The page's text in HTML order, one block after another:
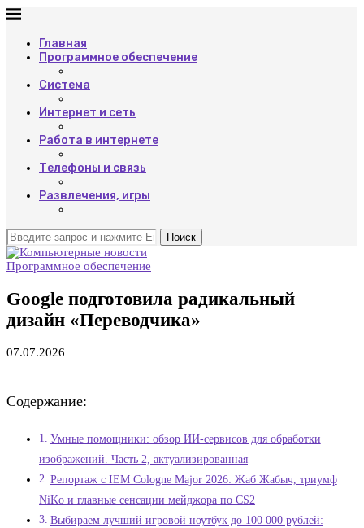
Главная
Программное обеспечение
Система
Интернет и сеть
Работа в интернете
Телефоны и связь
Развлечения, игры
Поиск
Программное обеспечение
Google подготовила радикальный
дизайн «Переводчика»
07.07.2026
Содержание:
Умные помощники: обзор ИИ-сервисов для обработки
изображений. Часть 2, актуализированная
Репортаж с IEM Cologne Major 2026: Жаб Жабыч, триумф
NiKo и главные сенсации мейджора по CS2
Выбираем лучший игровой ноутбук до 100 000 рублей: